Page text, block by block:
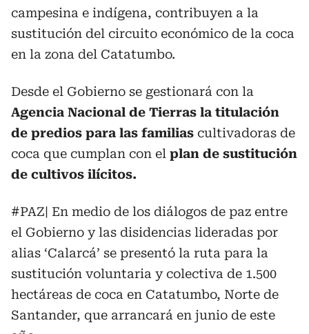
campesina e indígena, contribuyen a la
sustitución del circuito económico de la coca
en la zona del Catatumbo.
Desde el Gobierno se gestionará con la
Agencia Nacional de Tierras la titulación
de predios para las familias cultivadoras de
coca que cumplan con el plan de sustitución
de cultivos ilícitos.
#PAZ| En medio de los diálogos de paz entre
el Gobierno y las disidencias lideradas por
alias ‘Calarcá’ se presentó la ruta para la
sustitución voluntaria y colectiva de 1.500
hectáreas de coca en Catatumbo, Norte de
Santander, que arrancará en junio de este